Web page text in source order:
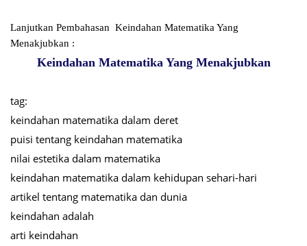
Lanjutkan Pembahasan Keindahan Matematika Yang
Menakjubkan :
Keindahan Matematika Yang Menakjubkan
tag:
keindahan matematika dalam deret
puisi tentang keindahan matematika
nilai estetika dalam matematika
keindahan matematika dalam kehidupan sehari-hari
artikel tentang matematika dan dunia
keindahan adalah
arti keindahan